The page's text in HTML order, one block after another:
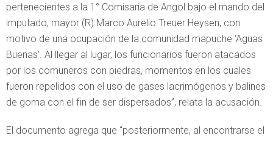
pertenecientes a la 1° Comisaria de Angol bajo el mando del
imputado, mayor (R) Marco Aurelio Treuer Heysen, con
motivo de una ocupación de la comunidad mapuche ‘Aguas
Buenas’. Al llegar al lugar, los funcionarios fueron atacados
por los comuneros con piedras, momentos en los cuales
fueron repelidos con el uso de gases lacrimógenos y balines
de goma con el fin de ser dispersados”, relata la acusación.
El documento agrega que “posteriormente, al encontrarse el